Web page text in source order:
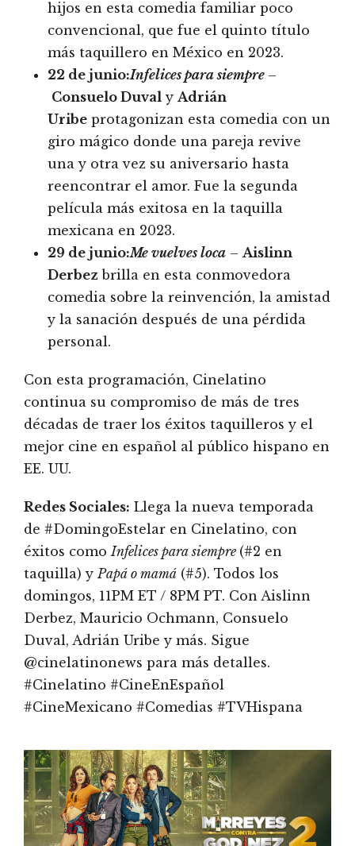
hijos en esta comedia familiar poco
convencional, que fue el quinto título
más taquillero en México en 2023.
22 de junio:Infelices para siempre –
Consuelo Duval y Adrián
Uribe protagonizan esta comedia con un
giro mágico donde una pareja revive
una y otra vez su aniversario hasta
reencontrar el amor. Fue la segunda
película más exitosa en la taquilla
mexicana en 2023.
29 de junio:Me vuelves loca – Aislinn
Derbez brilla en esta conmovedora
comedia sobre la reinvención, la amistad
y la sanación después de una pérdida
personal.
Con esta programación, Cinelatino
continua su compromiso de más de tres
décadas de traer los éxitos taquilleros y el
mejor cine en español al público hispano en
EE. UU.
Redes Sociales: Llega la nueva temporada
de #DomingoEstelar en Cinelatino, con
éxitos como Infelices para siempre (#2 en
taquilla) y Papá o mamá (#5). Todos los
domingos, 11PM ET / 8PM PT. Con Aislinn
Derbez, Mauricio Ochmann, Consuelo
Duval, Adrián Uribe y más. Sigue
@cinelatinonews para más detalles.
#Cinelatino #CineEnEspañol
#CineMexicano #Comedias #TVHispana